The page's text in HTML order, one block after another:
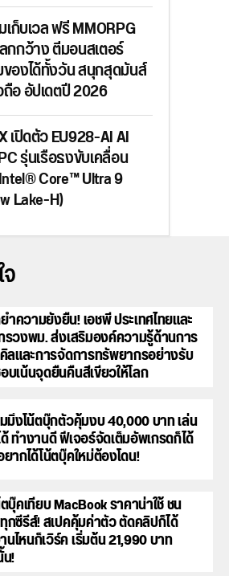
เก็บเวล ฟรี MMORPG
กกว้าง ตีมอนสเตอร์
องได้ทั้งวัน สนุกสุดมันส์
อ อัปเดตปี 2026
เปิดตัว EU928-AI AI
รุ่นเรือธงขับเคลื่อน
Core™ Ultra 9
Lake-H)
ำความยั่งยืน! เอชพี ประเทศไทยและ
รวงพม. ส่งเสริมองค์ความรู้ด้านการ
คิลและการจัดการทรัพยากรอย่างรับ
บเน้นจุดยืนคืนสีเขียวให้โลก
มิ่งโน้ตบุ๊กตัวคุ้มงบ 40,000 บาท เล่น
ทำงานดี ฟีเจอร์จัดเต็มอัพเกรดก็ได้
ากได้โน้ตบุ๊คใหม่ต้องโดน!
บุ๊คเทียบ MacBook ราคาน่าใช้ ชน
กซีรีส์! สเปคคุ้มค่าตัว ตัดคลิปก็ได้
ไหนก็เวิร์ค เริ่มต้น 21,990 บาท
!